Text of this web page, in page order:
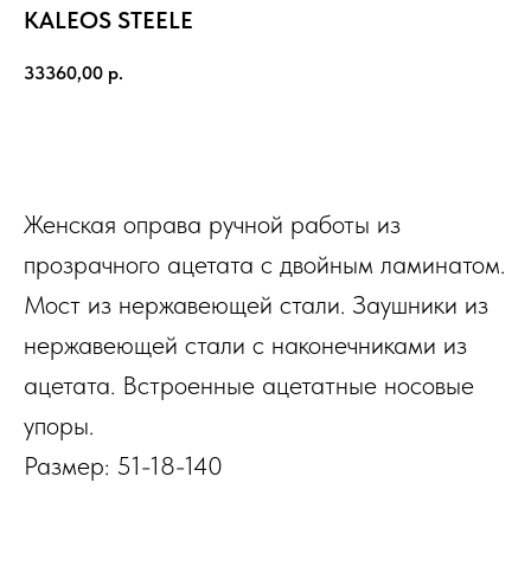
KALEOS STEELE
33360,00 р.
Женская оправа ручной работы из
прозрачного ацетата с двойным ламинатом.
Мост из нержавеющей стали. Заушники из
нержавеющей стали с наконечниками из
ацетата. Встроенные ацетатные носовые
упоры.
Размер: 51-18-140